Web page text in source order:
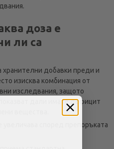
доза е
ли са
добавки преди и
изисква комбинация от
изследвания, защото
дали имате дефицит
вещества.
според препоръката